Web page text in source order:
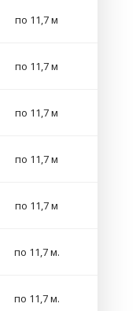
по 11,7 м
по 11,7 м
по 11,7 м
по 11,7 м
по 11,7 м
по 11,7 м.
по 11,7 м.